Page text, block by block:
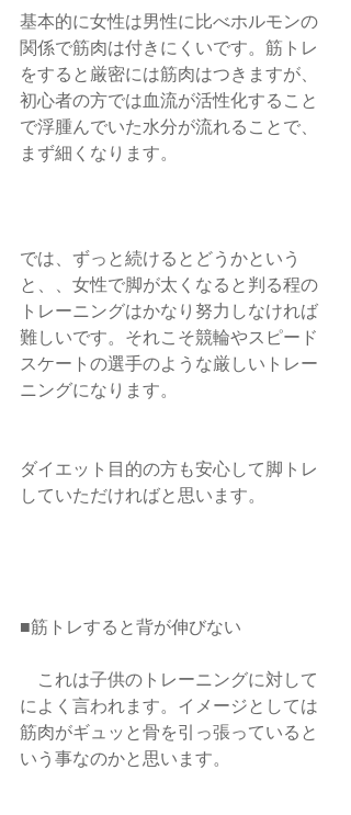
基本的に女性は男性に比べホルモンの
関係で筋肉は付きにくいです。筋トレ
をすると厳密には筋肉はつきますが、
初心者の方では血流が活性化すること
で浮腫んでいた水分が流れることで、
まず細くなります。
では、ずっと続けるとどうかという
と、、女性で脚が太くなると判る程の
トレーニングはかなり努力しなければ
難しいです。それこそ競輪やスピード
スケートの選手のような厳しいトレー
ニングになります。
ダイエット目的の方も安心して脚トレ
していただければと思います。
■筋トレすると背が伸びない
これは子供のトレーニングに対して
によく言われます。イメージとしては
筋肉がギュッと骨を引っ張っていると
いう事なのかと思います。